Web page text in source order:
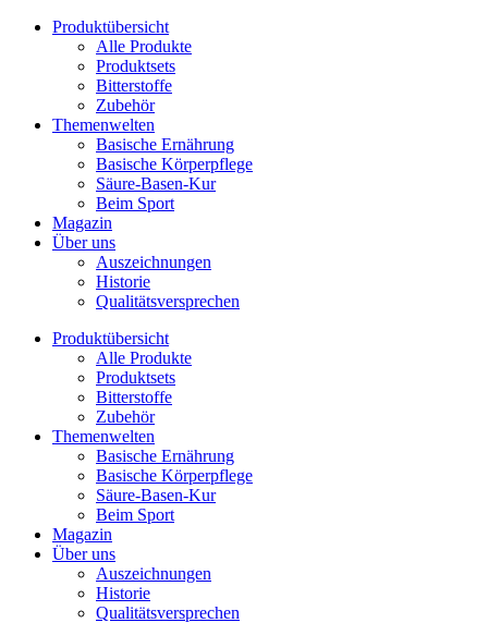
Zum
Produktübersicht
Alle Produkte
Produktsets
Bitterstoffe
Zubehör
Themenwelten
Basische Ernährung
Basische Körperpflege
Säure-Basen-Kur
Beim Sport
Magazin
Über uns
Auszeichnungen
Historie
Qualitätsversprechen
Produktübersicht
Alle Produkte
Produktsets
Bitterstoffe
Zubehör
Themenwelten
Basische Ernährung
Basische Körperpflege
Säure-Basen-Kur
Beim Sport
Magazin
Über uns
Auszeichnungen
Historie
Qualitätsversprechen